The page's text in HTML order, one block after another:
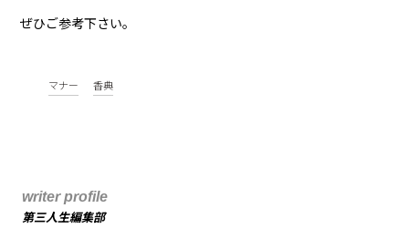
ぜひご参考下さい。
マナー 香典
writer profile
第三人生編集部